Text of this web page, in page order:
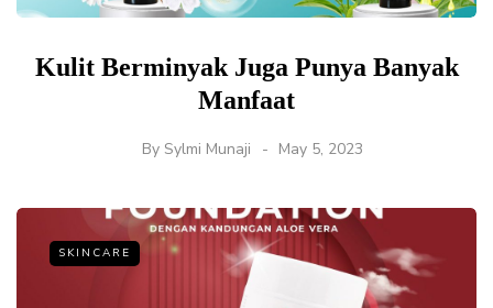
Kulit Berminyak Juga Punya Banyak
Manfaat
By Sylmi Munaji May 5, 2023
SKINCARE